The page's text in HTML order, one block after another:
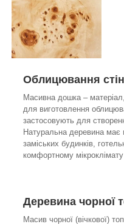
Облицювання стін
Масивна дошка –
для виготовлення
застосовують для
Натуральна деревина має
заміських будинків,
комфортному
Деревина чорної
Масив чорної (вічкової)